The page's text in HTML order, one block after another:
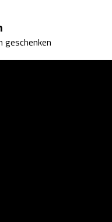
geschenken